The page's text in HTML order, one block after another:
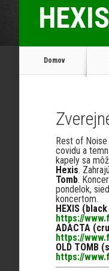
Domov
Rest of
covidu a
kapely sa
Hexis.
Tomb.
pondelok,
koncertom.
HEXIS
https://
ADACTA
https://
OLD TOMB
https://